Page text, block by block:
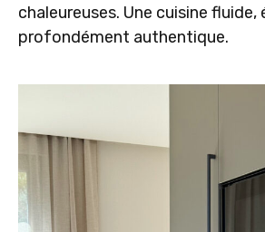
chaleureuses. Une cuisine fluide,
profondément authentique.